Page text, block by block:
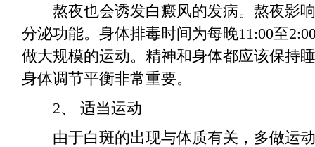
熬夜也会诱发白癜风的发病。熬夜影响
分泌功能。身体排毒时间为每晚11:00至
做大规模的运动。精神和身体都应该保持
身体调节平衡非常重要。
2、 适当运动
由于白斑的出现与体质有关，多做运动